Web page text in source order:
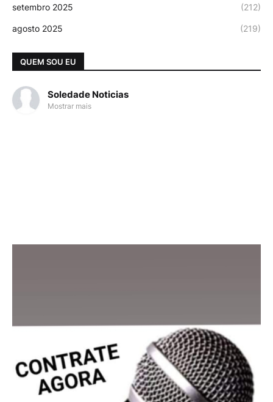
setembro 2025 (212)
agosto 2025 (219)
QUEM SOU EU
Soledade Noticias
Mostrar mais